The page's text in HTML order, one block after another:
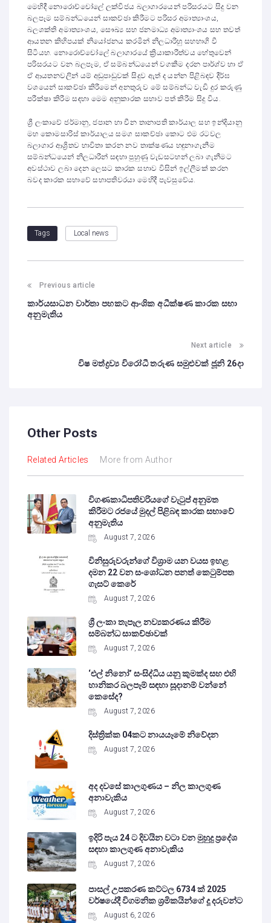
මෙහිදී නොරොච්චෝලේ ලක්විජය බලාගාරයෙන් පරිසරයට සිදු වන
බලපෑම සම්බන්ධයෙන් සාකච්ඡා කිරීමට පරිසර අමාත්‍යාංශය,
බලශක්ති අමාත්‍යාංශය, සෞඛ්‍ය සහ ජනමාධ්‍ය අමාත්‍යාංශය සහ තවත්
ආයතන කිහිපයක් නියෝජනය කරමින් නිලධාරීහු සහභාගි වී
සිටියහ. නොරොච්චෝ‍ලේ බලාගාරයේ ක්‍රියාකාරීත්වය හේතුවෙන්
පරිසරයට වන බලපෑම, ඒ සම්බන්ධයෙන් වගකීම දරන පාර්ශ්ව හා ඒ
ඒ ආයතනවලින් යම් අඩුපාඩුවක් සිදුව ඇත් ද යන්න පිළිබඳව දීර්ඝ
වශයෙන් සාකච්ඡා කිරීමෙන් අනතුරුව මේ සම්බන්ධ වැඩි දුර කරුණු
පරීක්ෂා කිරීම සඳහා මෙම අනුකාරක සභාව පත් කිරීම සිදු විය.
ශ්‍රී ලංකාවේ ජර්මානු, ජපාන හා චීන තානාපති කාර්යාල සහ ඉන්දියානු
මහ කොමසාරිස් කාර්යාලය සමග සාකච්ඡා කොට එම රටවල
බලාගාර ආශ්‍රිතව භාවිතා කරන නව තාක්ෂණය හඳුනාගැනීම
සම්බන්ධයෙන් නිලධාරීන් සඳහා පුහුණු වැඩසටහන් ලබා ගැනීමට
අවස්ථාව ලබා දෙන ලෙසට කාරක සභාව විසින් ඉල්ලීමක් කරන
බවද කාරක සභාවේ සභාපතිවරයා මෙහිදී පැවසුවේය.
Tags Local news
Previous article
කාර්යසාධන වාර්තා පහකට ආංශික අධීක්ෂණ කාරක සභා
අනුමැතිය
Next article
විෂ මත්ද්‍රව්‍ය විරෝධී තරුණ සමුළුවක් ජූනි 26දා
Other Posts
Related Articles More from Author
විගණකාධිපතිවරියගේ වැටුප් අනුමත
කිරීමට රජයේ මුදල් පිළිබඳ කාරක සභාවේ
අනුමැතිය
August 7, 2026
විනිසුරුවරුන්ගේ විශ්‍රාම යන වයස ඉහළ
දමන 22 වන සංශෝධන පනත් කෙටුම්පත
ගැසට් කෙරේ
August 7, 2026
ශ්‍රී ලංකා තැපෑල නව්‍යකරණය කිරීම
සම්බන්ධ සාකච්ඡාවක්
August 7, 2026
‘එල් නිනෝ’ සංසිද්ධිය යනු කුමක්ද සහ එහි
හානිකර බලපෑම් සඳහා සූදානම් වන්නේ
කෙසේද?
August 7, 2026
දිස්ත්‍රික්ක 04කට නායයෑමේ නිවේදන
August 7, 2026
අද දවසේ කාලගුණය – නිල කාලගුණ
අනාවැකිය
August 7, 2026
ඉදිරි පැය 24 ට දිවයින වටා වන මුහුදු ප්‍රදේශ
සඳහා කාලගුණ අනාවැකිය
August 7, 2026
පාසල් උපකරණ කට්ටල 6734 ක් 2025
වර්ෂයේදී විගමනික ශ්‍රමිකයින්ගේ දූ දරුවන්ට
August 6, 2026